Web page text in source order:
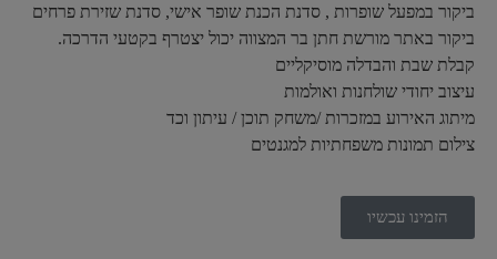
ביקור במפעל שופרות , סדנת הכנת שופר אישי, סדנת שזירת פרחים
ביקור באתר מורשת חתן בר המצווה יכול יצטרף בקטעי הדרכה.
קבלת שבת והבדלה מוסיקליים
עיצוב יחודי שולחנות ואולמות
מיתוג האירוע במזכרות /משחק תוכן / עיתון וכד
צילום תמונות משפחתיות למגנטים
הזמינו עכשיו